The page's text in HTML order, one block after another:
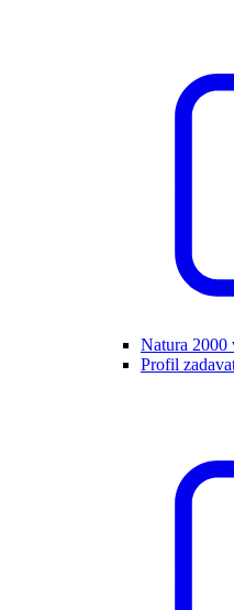
Natura 2000
Profil